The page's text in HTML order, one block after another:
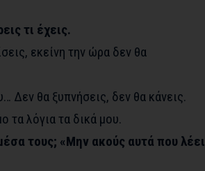
τι έχεις.
εκείνη την ώρα δεν θα
Δεν θα ξυπνήσεις, δεν θα κάνεις.
τα λόγια τα δικά μου.
τους; «Μην ακούς αυτά που λέει